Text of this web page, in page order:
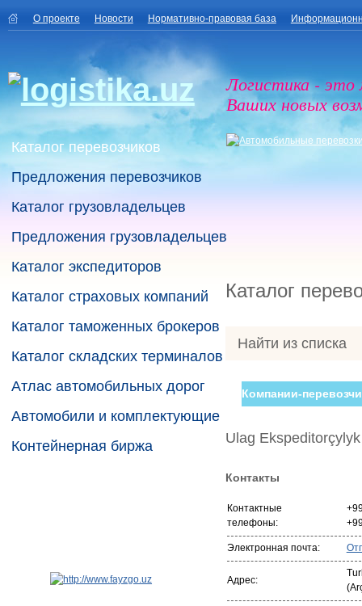
О проекте Новости Нормативно-правовая база
Логистика - это
Ваших новых
Каталог перевозчиков
Предложения перевозчиков
Каталог грузовладельцев
Предложения грузовладельцев
Каталог экспедиторов
Каталог страховых компаний
Каталог таможенных брокеров
Каталог складских терминалов
Атлас автомобильных дорог
Автомобили и комплектующие
Контейнерная биржа
Каталог
Найти из списка
Компании-
Ulag
Контакты
Контактные
телефоны:
Электронная почта:
Адрес: